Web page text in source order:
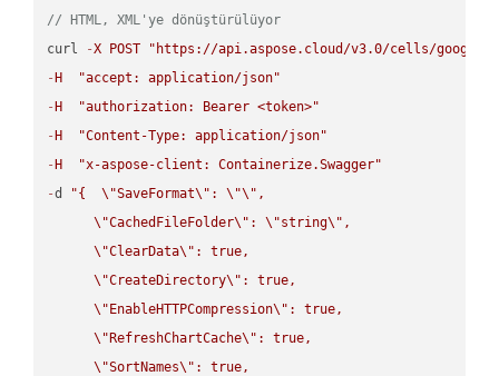
// HTML, XML'ye dönüştürülüyor
curl
-X POST
"https://api.aspose.cloud/v3.0/cells/
- H
"accept: application/json"
- H
"authorization: Bearer <token>"
- H
"Content-Type: application/json"
- H
"x-aspose-client: Containerize.Swagger"
-d "{ \"SaveFormat\" : \"\" ,
\"CachedFileFolder\" : \"string\" ,
\"ClearData\" : true,
\"CreateDirectory\" : true,
\" EnableHTTPCompression\" : true,
\" RefreshChartCache\" : true,
\"SortNames\" : true,